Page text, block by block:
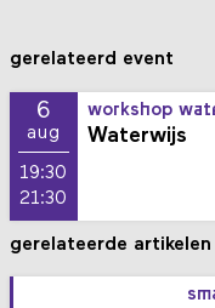
gerelateerd event
6
aug
19:30
21:30
workshop
Waterwijs
gerelateerde artikelen